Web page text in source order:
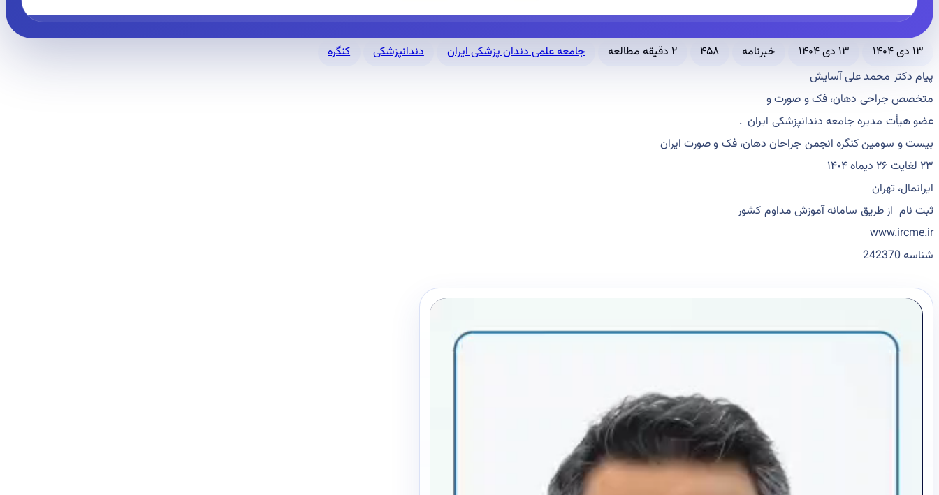
۱۳ دی ۱۴۰۴ ۱۳ دی ۱۴۰۴ خبرنامه ۴۵۸ ۲ دقیقه مطالعه جامعه علمی دندان پزشکی ایران دندانپزشکی
کنگره
پیام دکتر محمد علی آسایش
متخصص جراحی دهان، فک و صورت و
عضو هیأت مدیره جامعه دندانپزشکی ایران .
بیست و سومین کنگره انجمن جراحان دهان، فک و صورت ایران
٢٣ لغایت ٢۶ دیماه ١۴٠۴
ایرانمال، تهران
ثبت نام از طریق سامانه آموزش مداوم کشور
www.ircme.ir
شناسه 242370